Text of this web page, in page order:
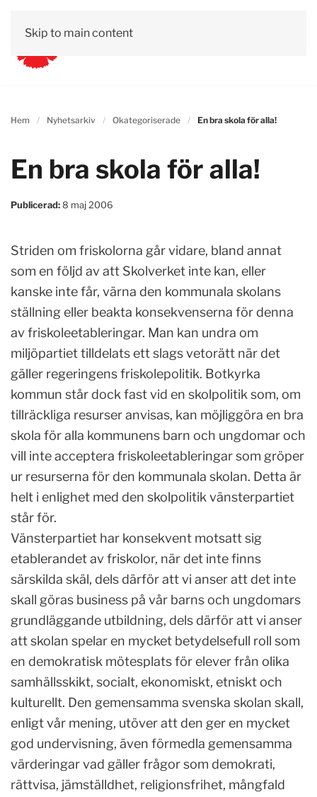
Skip to main content
Hem Nyhetsarkiv Okategoriserade En bra skola för alla!
En bra skola för alla!
Publicerad:8 maj 2006
Striden om friskolorna går vidare, bland annat
som en följd av att Skolverket inte kan, eller
kanske inte får, värna den kommunala skolans
ställning eller beakta konsekvenserna för denna
av friskoleetableringar. Man kan undra om
miljöpartiet tilldelats ett slags vetorätt när det
gäller regeringens friskolepolitik. Botkyrka
kommun står dock fast vid en skolpolitik som, om
tillräckliga resurser anvisas, kan möjliggöra en bra
skola för alla kommunens barn och ungdomar och
vill inte acceptera friskoleetableringar som gröper
ur resurserna för den kommunala skolan. Detta är
helt i enlighet med den skolpolitik vänsterpartiet
står för.
Vänsterpartiet har konsekvent motsatt sig
etablerandet av friskolor, när det inte finns
särskilda skäl, dels därför att vi anser att det inte
skall göras business på vår barns och ungdomars
grundläggande utbildning, dels därför att vi anser
att skolan spelar en mycket betydelsefull roll som
en demokratisk mötesplats för elever från olika
samhällsskikt, socialt, ekonomiskt, etniskt och
kulturellt. Den gemensamma svenska skolan skall,
enligt vår mening, utöver att den ger en mycket
god undervisning, även förmedla gemensamma
värderingar vad gäller frågor som demokrati,
rättvisa, jämställdhet, religionsfrihet, mångfald